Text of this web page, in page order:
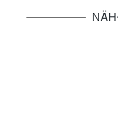
Produktgalerie